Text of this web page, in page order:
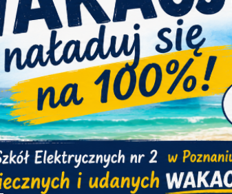
5 Pracowni
komputerowych
Pracownie wyposażone w markowy
HP oraz DELL. W pracowniach
3D.
Nowoczesny sprzęt
Dysponujemy nowoczesnym
pracowniach elektrycznych i